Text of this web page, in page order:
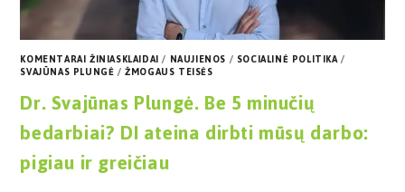
KOMENTARAI ŽINIASKLAIDAI/ NAUJIENOS/ SOCIALINĖ POLITIKA/
SVAJŪNAS PLUNGĖ/ŽMOGAUS TEISĖS
Dr. Svajūnas Plungė. Be 5 minučių
bedarbiai? DI ateina dirbti mūsų darbo:
pigiau ir greičiau